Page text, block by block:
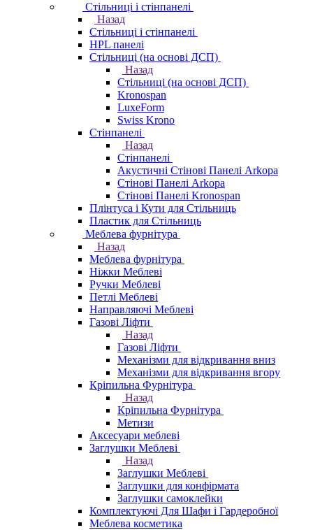
Стільниці і стінпанелі
Назад
Стільниці і стінпанелі
HPL панелі
Стільниці (на основі ДСП)
Назад
Стільниці (на основі ДСП)
Kronospan
LuxeForm
Swiss Krono
Стінпанелі
Назад
Стінпанелі
Акустичні Стінові Панелі Аrkopa
Стінові Панелі Arkopa
Стінові Панелі Kronospan
Плінтуса і Кути для Стільниць
Пластик для Стільниць
Меблева фурнітура
Назад
Меблева фурнітура
Ніжки Меблеві
Ручки Меблеві
Петлі Меблеві
Направляючі Меблеві
Газові Ліфти
Назад
Газові Ліфти
Механізми для відкривання вниз
Механізми для відкривання вгору
Кріпильна Фурнітура
Назад
Кріпильна Фурнітура
Метизи
Аксесуари меблеві
Заглушки Меблеві
Назад
Заглушки Меблеві
Заглушки для конфірмата
Заглушки самоклейки
Комплектуючі Для Шафи і Гардеробної
Меблева косметика